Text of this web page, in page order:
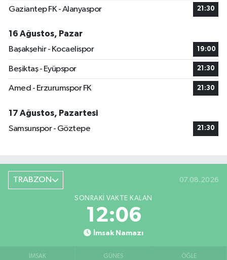
Gaziantep FK - Alanyaspor 21:30
16 Ağustos, Pazar
Başakşehir - Kocaelispor
19:00
Beşiktaş - Eyüpspor 21:30
Amed - Erzurumspor FK 21:30
17 Ağustos, Pazartesi
Samsunspor - Göztepe
21:30
TRABZON 07.08.2026
SONRAKI VAKTE KALAN
12:06
İmsak Namazı
İMSAK GÜNEŞ ÖĞLE